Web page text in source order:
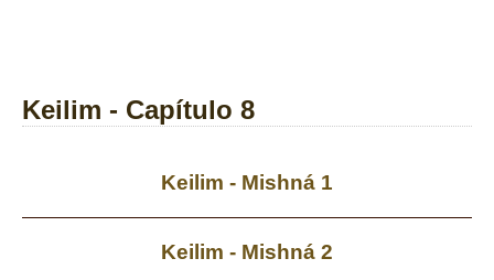
Keilim - Capítulo 8
Keilim - Mishná 1
Keilim - Mishná 2